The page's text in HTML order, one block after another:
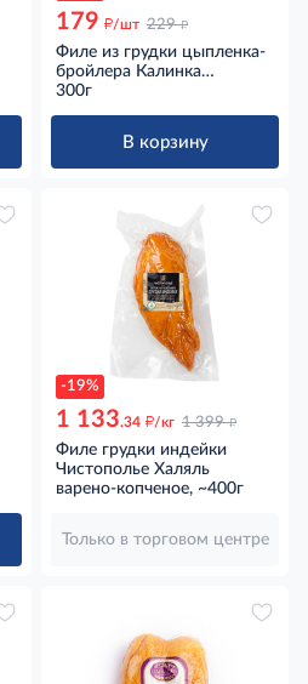
179 д/шт 229 д
Филе из грудки цыпленка-
бройлера Калинка
Филиное куре варено-
300г
В корзину
-19%
1 133.34 д/кг 1 399 д
Филе грудки индейки
Чистополье Халяль
варено-копченое, ~400г
Только в торговом центре